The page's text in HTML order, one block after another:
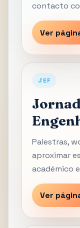
contacto
Ver
JEF
Palestras,
aproximar
académico
Ver